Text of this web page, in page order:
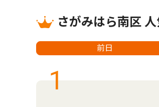
さがみはら南区
前日
1